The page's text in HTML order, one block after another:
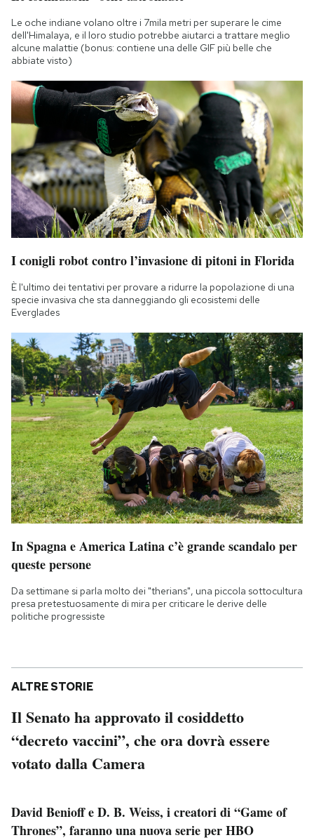
Le oche indiane volano oltre i 7mila metri per superare le cime
dell'Himalaya, e il loro studio potrebbe aiutarci a trattare meglio
alcune malattie (bonus: contiene una delle GIF più belle che
abbiate visto)
I conigli robot contro l’invasione di pitoni in Florida
È l'ultimo dei tentativi per provare a ridurre la popolazione di una
specie invasiva che sta danneggiando gli ecosistemi delle
Everglades
In Spagna e America Latina c’è grande scandalo per
queste persone
Da settimane si parla molto dei "therians", una piccola sottocultura
presa pretestuosamente di mira per criticare le derive delle
politiche progressiste
ALTRE STORIE
Il Senato ha approvato il cosiddetto
“decreto vaccini”, che ora dovrà essere
votato dalla Camera
David Benioff e D. B. Weiss, i creatori di “Game of
Thrones”, faranno una nuova serie per HBO